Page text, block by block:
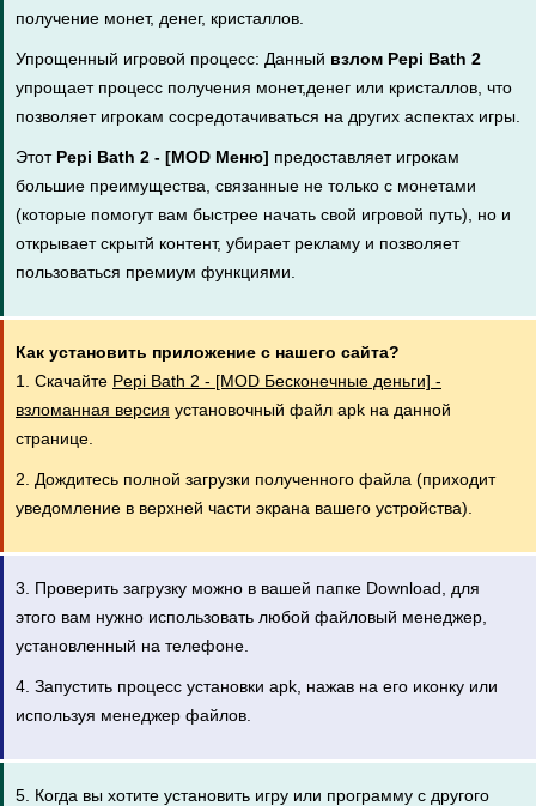
получение монет, денег, кристаллов.
Упрощенный игровой процесс: Данный взлом Pepi Bath 2
упрощает процесс получения монет,денег или кристаллов, что
позволяет игрокам сосредотачиваться на других аспектах игры.
Этот Pepi Bath 2 - [MOD Меню] предоставляет игрокам
большие преимущества, связанные не только с монетами
(которые помогут вам быстрее начать свой игровой путь), но и
открывает скрытй контент, убирает рекламу и позволяет
пользоваться премиум функциями.
Как установить приложение с нашего сайта?
1. Скачайте Pepi Bath 2 - [MOD Бесконечные деньги] -
взломанная версия установочный файл apk на данной
странице.
2. Дождитесь полной загрузки полученного файла (приходит
уведомление в верхней части экрана вашего устройства).
3. Проверить загрузку можно в вашей папке Download, для
этого вам нужно использовать любой файловый менеджер,
установленный на телефоне.
4. Запустить процесс установки apk, нажав на его иконку или
используя менеджер файлов.
5. Когда вы хотите установить игру или программу с другого